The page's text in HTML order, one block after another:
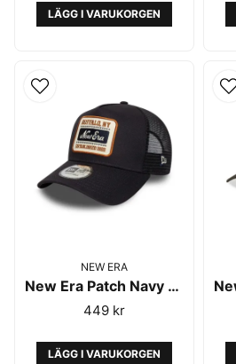
LÄGG I VARUKORGEN
NEW ERA
New Era Patch Navy 9FORTY A-Frame Trucker Cap
449 kr
LÄGG I VARUKORGEN